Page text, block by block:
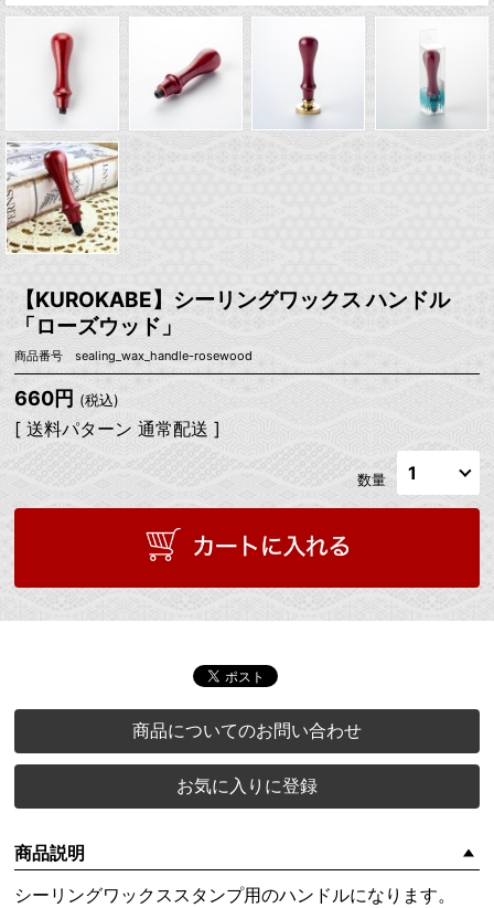
【KUROKABE】シーリングワックス ハンドル
「ローズウッド」
商品番号 sealing_wax_handle-rosewood
660円 (税込)
[ 送料パターン 通常配送 ]
数量
商品についてのお問い合わせ
お気に入りに登録
商品説明
シーリングワックススタンプ用のハンドルになります。